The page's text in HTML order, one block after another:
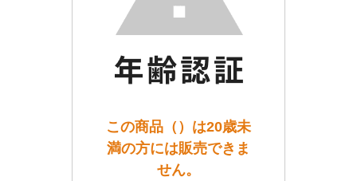
この商品（）は20歳未
満の方には販売できま
せん。